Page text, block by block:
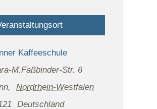
Kaffeeschule
M.Faßbinder-Str. 6
,
Nordrhein-Westfalen
Deutschland